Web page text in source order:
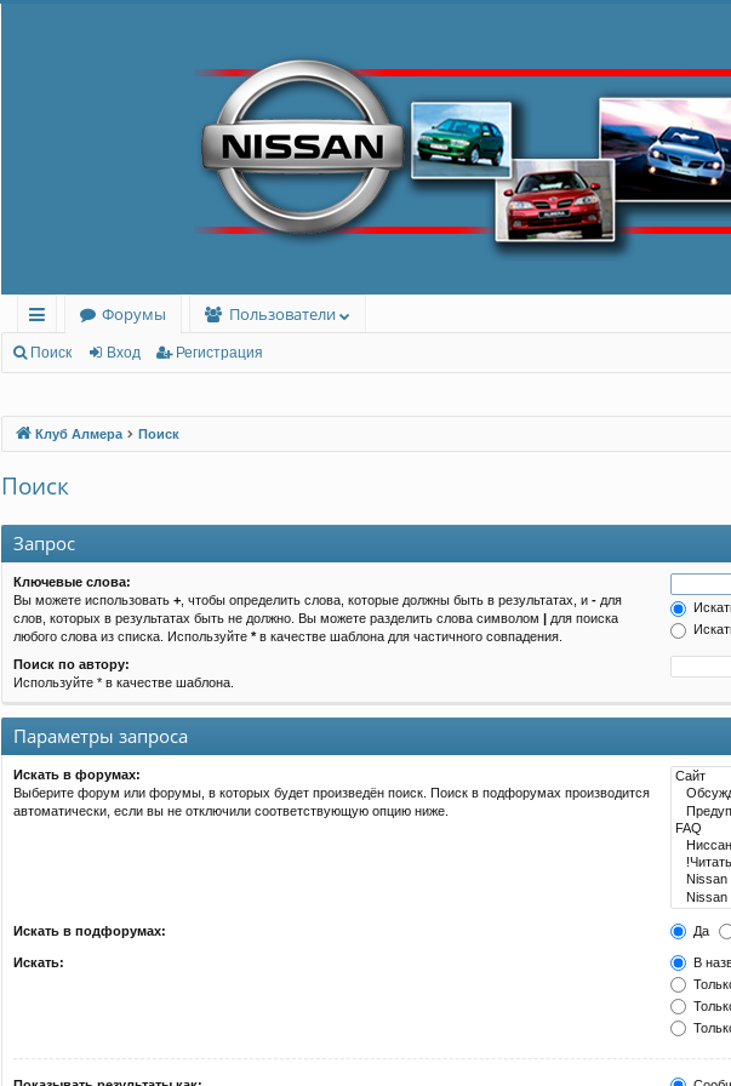
с
лк
Форумы
Пользователи
Поиск Вход Регистрация
Клуб Алмера Поиск
Поиск
Запрос
Ключевые слова:
Вы можете использовать + , чтобы определить слова, которые должны быть в результатах, и - для
слов, которых в результатах быть не должно. Вы можете разделить слова символом | для поиска
любого слова из списка. Используйте *в качестве шаблона для частичного совпадения.
Поиск по автору:
Используйте * в качестве шаблона.
Параметры запроса
Искать в форумах:
Выберите форум или форумы, в которых будет произведён поиск. Поиск в подфорумах производится
автоматически, если вы не отключили соответствующую опцию ниже.
Искать в подфорумах: Да
Искать:
В